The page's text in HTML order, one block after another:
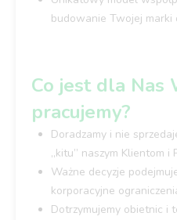
budowanie Twojej marki
Co jest dla Nas
pracujemy?
Doradzamy i nie
„kitu” naszym Klientom i
Ważne decyzje
korporacyjne
Dotrzymujemy obietnic i